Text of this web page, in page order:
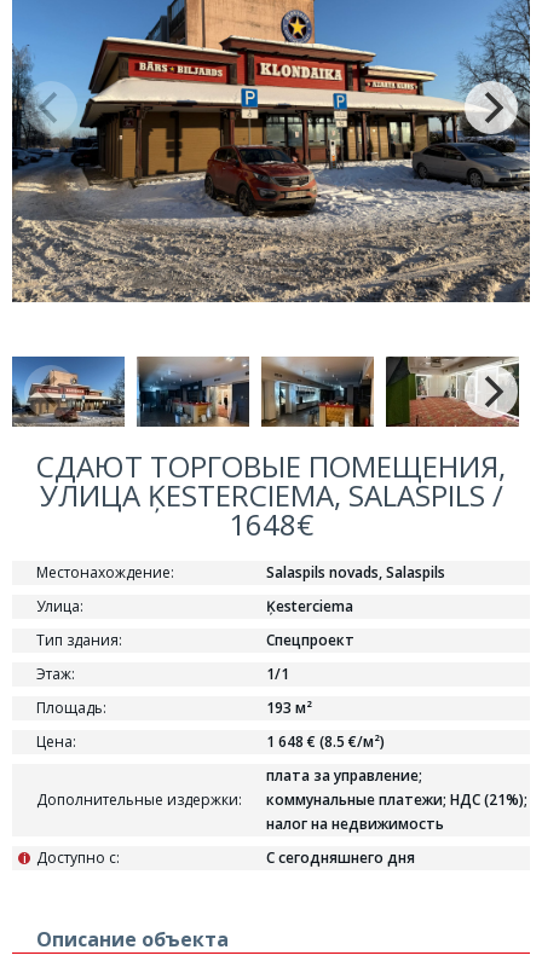
СДАЮТ ТОРГОВЫЕ ПОМЕЩЕНИЯ,
УЛИЦА ĶESTERCIEMA, SALASPILS /
1648€
Местонахождение:
Salaspils novads, Salaspils
Улица:
Ķesterciema
Тип здания:
Спецпроект
Этаж:
1/1
Площадь:
193 м²
Цена:
1 648 € (8.5 €/м²)
Дополнительные издержки:
плата за управление;
коммунальные платежи; НДС (21%);
налог на недвижимость
Доступно с:
i С сегодняшнего дня
Описание объекта